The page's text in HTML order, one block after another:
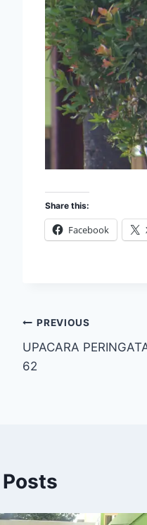
Share this:
Facebook
Post
navigation
PREVIOUS
UPACARA
62